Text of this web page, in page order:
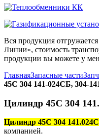
Вся продукция
Линии», стоимость
продукции вы можете у
ГлавнаяЗапасные части
45С 304 141-024СБ, 304-
Цилиндр 45С 304
Цилиндр 45С 304
компанией.